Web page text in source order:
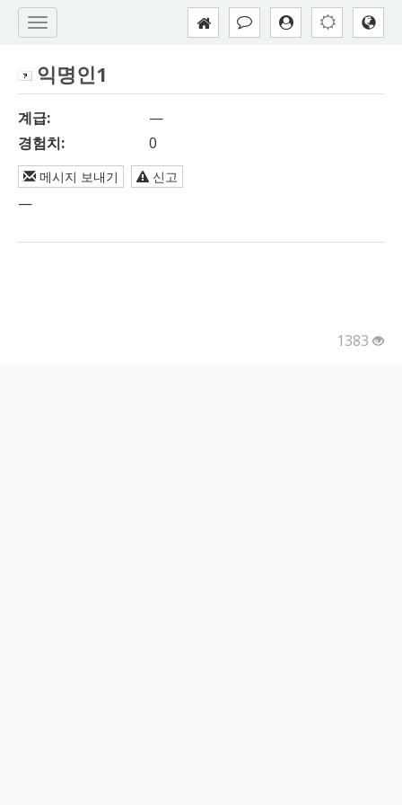
익명인1
계급:
—
경험치:
0
메시지 보내기 신고
—
1383